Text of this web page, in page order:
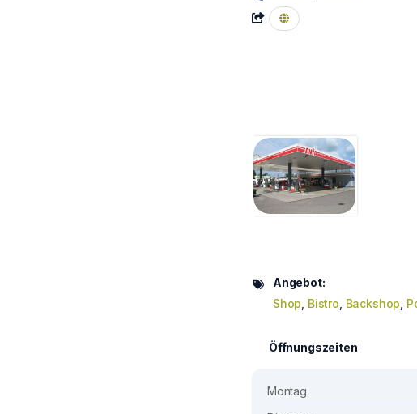
Angebot:
Shop Bistro Backshop
Öffnungszeiten
Montag